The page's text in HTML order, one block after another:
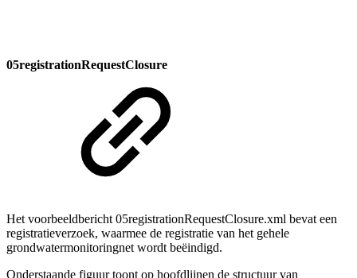
05registrationRequestClosure
Het voorbeeldbericht 05registrationRequestClosure.xml bevat een
registratieverzoek, waarmee de registratie van het gehele
grondwatermonitoringnet wordt beëindigd.
Onderstaande figuur toont op hoofdlijnen de structuur van